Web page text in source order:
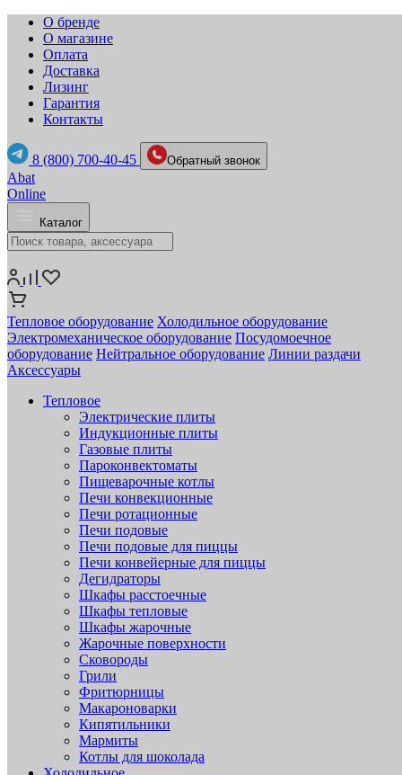
О бренде
О магазине
Оплата
Доставка
Лизинг
Гарантия
Контакты
8 (800) 700-40-45 Обратный звонок
Abat
Online
Каталог
Тепловое оборудование Холодильное оборудование
Электромеханическое оборудование Посудомоечное
оборудование Нейтральное оборудование Линии раздачи
Аксессуары
Тепловое
Электрические плиты
Индукционные плиты
Газовые плиты
Пароконвектоматы
Пищеварочные котлы
Печи конвекционные
Печи ротационные
Печи подовые
Печи подовые для пиццы
Печи конвейерные для пиццы
Дегидраторы
Шкафы расстоечные
Шкафы тепловые
Шкафы жарочные
Жарочные поверхности
Сковороды
Грили
Фритюрницы
Макароноварки
Кипятильники
Мармиты
Котлы для шоколада